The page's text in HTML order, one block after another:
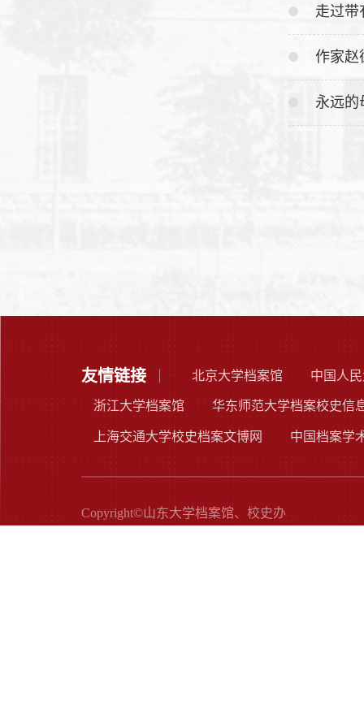
走过带
作家赵
永远的
友情链接 北京大学档案馆 中国人
浙江大学档案馆 华东师范大学档案校史信
上海交通大学校史档案文博网 中国档案学
Copyright©山东大学档案馆、校史办